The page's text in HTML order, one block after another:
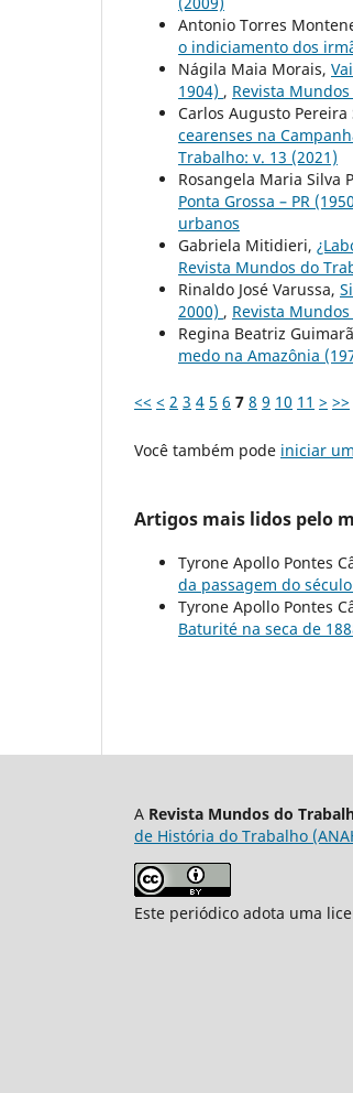
Antonio Torres
o indiciamento dos
Nágila Maia Morais,
1904) , Revista
Carlos Augusto Pereira
cearenses na
Trabalho: v. 13 (2021)
Rosangela Maria Silva
Ponta Grossa – PR
urbanos
Gabriela Mitidieri,
Revista Mundos do
Rinaldo José Varussa,
2000) , Revista
Regina Beatriz
medo na Amazônia
<< < 2 3 4 5 6 7 8 9 10 11 > >>
Você também pode iniciar
Artigos mais lidos pelo
Tyrone Apollo Pontes
da passagem do século
Tyrone Apollo Pontes
Baturité na seca de
A Revista Mundos do
de História do Trabalho
Este periódico adota uma